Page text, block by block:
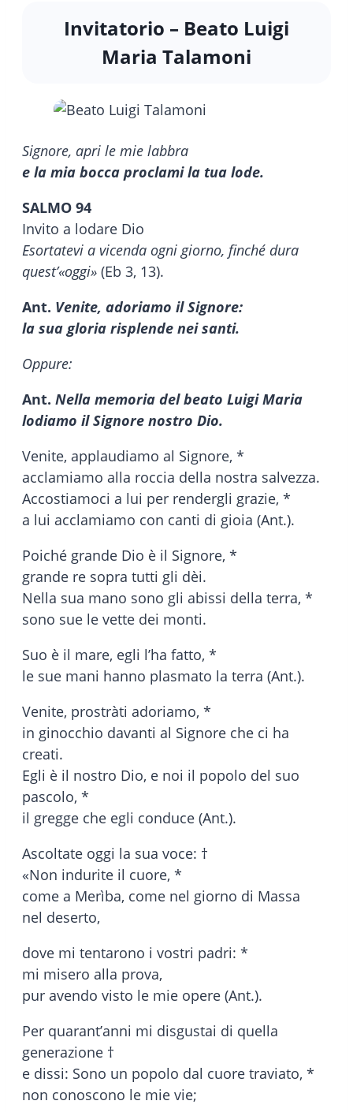
Invitatorio – Beato Luigi
Maria Talamoni
Signore, apri le mie labbra
e la mia bocca proclami la tua lode.
SALMO 94
Invito a lodare Dio
Esortatevi a vicenda ogni giorno, finché dura
quest’«oggi» (Eb 3, 13).
Ant. Venite, adoriamo il Signore:
la sua gloria risplende nei santi.
Oppure:
Ant. Nella memoria del beato Luigi Maria
lodiamo il Signore nostro Dio.
Venite, applaudiamo al Signore, *
acclamiamo alla roccia della nostra salvezza.
Accostiamoci a lui per rendergli grazie, *
a lui acclamiamo con canti di gioia (Ant.).
Poiché grande Dio è il Signore, *
grande re sopra tutti gli dèi.
Nella sua mano sono gli abissi della terra, *
sono sue le vette dei monti.
Suo è il mare, egli l’ha fatto, *
le sue mani hanno plasmato la terra (Ant.).
Venite, prostràti adoriamo, *
in ginocchio davanti al Signore che ci ha
creati.
Egli è il nostro Dio, e noi il popolo del suo
pascolo, *
il gregge che egli conduce (Ant.).
Ascoltate oggi la sua voce: †
«Non indurite il cuore, *
come a Merìba, come nel giorno di Massa
nel deserto,
dove mi tentarono i vostri padri: *
mi misero alla prova,
pur avendo visto le mie opere (Ant.).
Per quarant’anni mi disgustai di quella
generazione †
e dissi: Sono un popolo dal cuore traviato, *
non conoscono le mie vie;